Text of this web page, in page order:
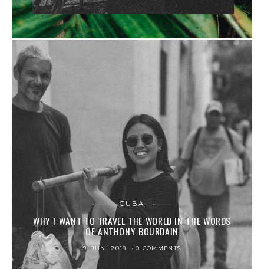
CUBA
WHY I WANT TO TRAVEL THE WORLD IN THE WORDS
OF ANTHONY BOURDAIN
9. JUNI 2018 0 COMMENTS